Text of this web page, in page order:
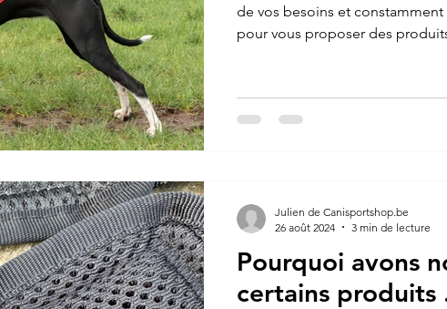
de vos besoins et
pour vous proposer des
Pourquoi avons
certains produits
Julien de Canisportshop.be
26 août 2024
3 min de lecture